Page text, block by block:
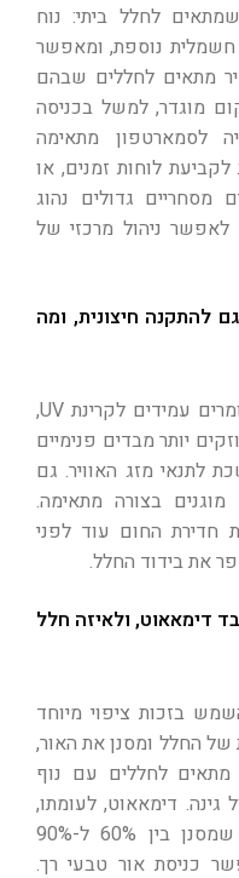
לחלל ביתי: נוח
נוספת, ומאפשר
מתאים לחללים שבהם
מוגדר, למשל בכניסה
לסמארטפון מתאימה
לוחות זמנים, או
מסחריים גדולים נהוג
לאפשר ניהול מרכזי של
להתקנה חיצונית, ומה
בדים לשימוש חיצוני מיוצרים מחומרים עמידים לקרינת UV,
יותר מבדים פנימיים
לתנאי מזג האוויר. גם
מוגנים בצורה מתאימה.
חדירת החום עוד לפני
את בידוד החלל.
דימאאוט, ולאיזה חלל
בזכות ציפוי מיוחד
החלל ומסנן את האור,
לחללים עם נוף
גינה. דימאאוט, לעומתו,
בנוי מבד ארוג בצפיפות גבוהה שמסנן בין 60% ל-90%
כניסת אור טבעי רך.